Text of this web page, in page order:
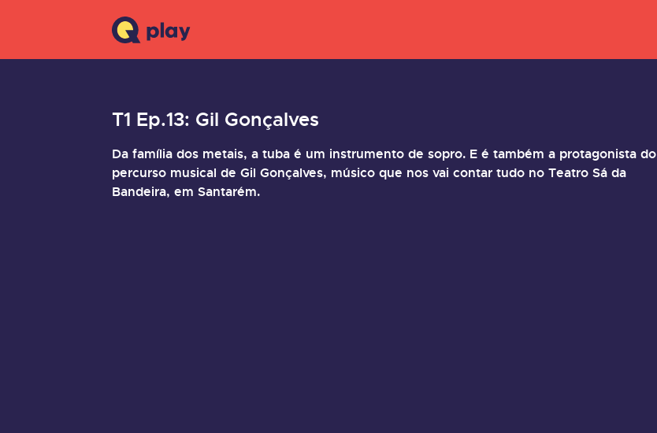
T1 Ep.13: Gil Gonçalves
Da família dos metais, a tuba é um instrumento de sopro. E é também a protagonista do
percurso musical de Gil Gonçalves, músico que nos vai contar tudo no Teatro Sá da
Bandeira, em Santarém.